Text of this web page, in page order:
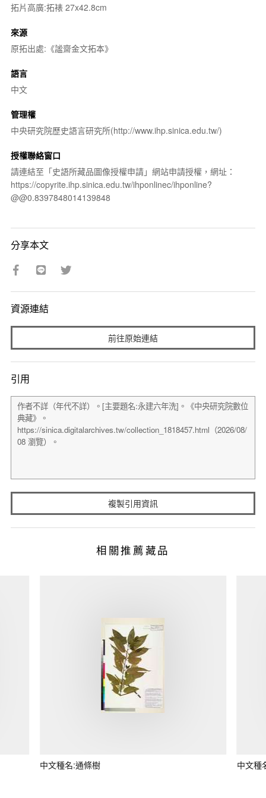
拓片高廣:拓裱 27x42.8cm
來源
原拓出處:《謐齋金文拓本》
語言
中文
管理權
中央研究院歷史語言研究所(http://www.ihp.sinica.edu.tw/)
授權聯絡窗口
請連結至「史語所藏品圖像授權申請」網站申請授權，網址：
https://copyrite.ihp.sinica.edu.tw/ihponlinec/ihponline?
@@0.8397848014139848
分享本文
資源連結
前往原始連結
引用
複製引用資訊
相關推薦藏品
中文種名:通條樹 中文種